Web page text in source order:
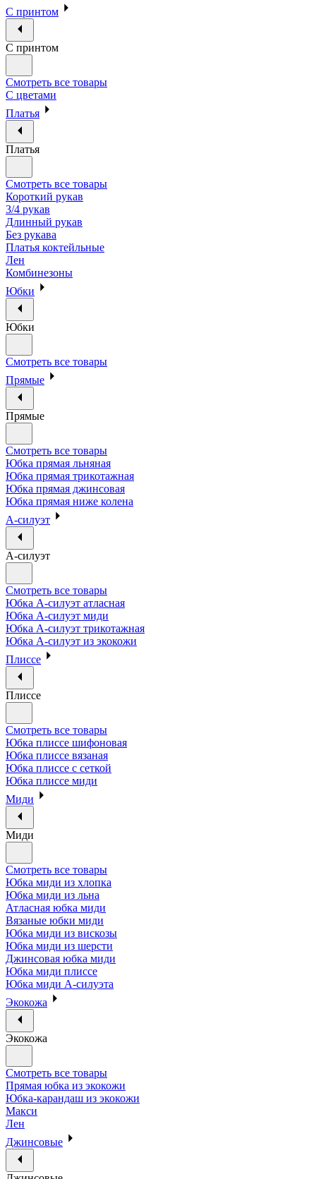
С принтом
С принтом
Смотреть все товары
С цветами
Платья
Платья
Смотреть все товары
Короткий рукав
3/4 рукав
Длинный рукав
Без рукава
Платья коктейльные
Лен
Комбинезоны
Юбки
Юбки
Смотреть все товары
Прямые
Прямые
Смотреть все товары
Юбка прямая льняная
Юбка прямая трикотажная
Юбка прямая джинсовая
Юбка прямая ниже колена
А-силуэт
А-силуэт
Смотреть все товары
Юбка А-силуэт атласная
Юбка А-силуэт миди
Юбка А-силуэт трикотажная
Юбка А-силуэт из экокожи
Плиссе
Плиссе
Смотреть все товары
Юбка плиссе шифоновая
Юбка плиссе вязаная
Юбка плиссе с сеткой
Юбка плиссе миди
Миди
Миди
Смотреть все товары
Юбка миди из хлопка
Юбка миди из льна
Атласная юбка миди
Вязаные юбки миди
Юбка миди из вискозы
Юбка миди из шерсти
Джинсовая юбка миди
Юбка миди плиссе
Юбка миди А-силуэта
Экокожа
Экокожа
Смотреть все товары
Прямая юбка из экокожи
Юбка-карандаш из экокожи
Макси
Лен
Джинсовые